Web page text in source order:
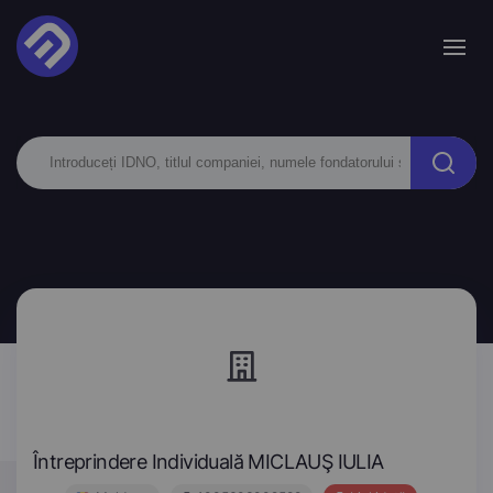
Întreprindere Individuală MICLAUŞ IULIA